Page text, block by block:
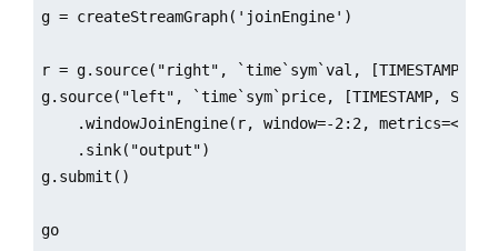
g = createStreamGraph('joinEngine')
r = g.source("right", `time`sym`val, [TIMESTAMP,
g.source("left", `time`sym`price, [TIMESTAMP,
.windowJoinEngine(r, window=-2:2,
    .sink("output")
g.submit()
go